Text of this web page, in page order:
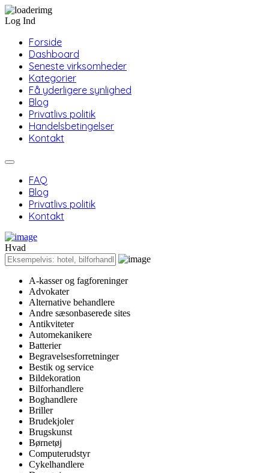
Log Ind
Forside
Dashboard
Seneste virksomheder
Kategorier
Få yderligere synlighed
Blog
Privatlivs politik
Handelsbetingelser
Kontakt
FAQ
Blog
Privatlivs politik
Kontakt
Hvad
A-kasser og fagforeninger
Advokater
Alternative behandlere
Andre sæsonbaserede sites
Antikviteter
Automekanikere
Batterier
Begravelsesforretninger
Bestik og service
Bildekoration
Bilforhandlere
Boghandlere
Briller
Brudekjoler
Brugskunst
Børnetøj
Computerudstyr
Cykelhandlere